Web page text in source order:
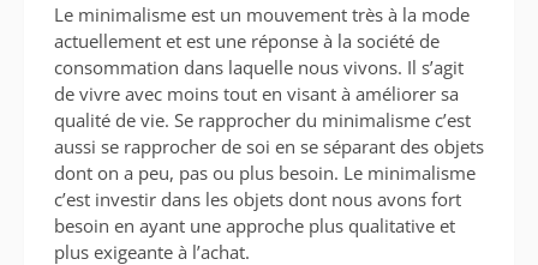
Le minimalisme est un mouvement très à la mode
actuellement et est une réponse à la société de
consommation dans laquelle nous vivons. Il s’agit
de vivre avec moins tout en visant à améliorer sa
qualité de vie. Se rapprocher du minimalisme c’est
aussi se rapprocher de soi en se séparant des objets
dont on a peu, pas ou plus besoin. Le minimalisme
c’est investir dans les objets dont nous avons fort
besoin en ayant une approche plus qualitative et
plus exigeante à l’achat.